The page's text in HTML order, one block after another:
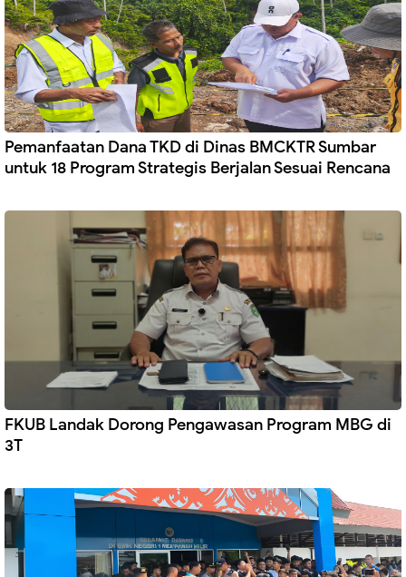
Pemanfaatan Dana TKD di Dinas BMCKTR Sumbar
untuk 18 Program Strategis Berjalan Sesuai Rencana
FKUB Landak Dorong Pengawasan Program MBG di
3T